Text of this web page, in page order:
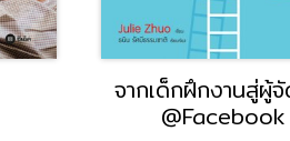
ด็กฝึกงานสู่ผู้จัดการ